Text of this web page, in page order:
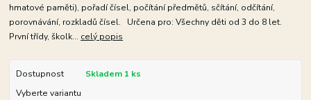
hmatové paměti), pořadí čísel, počítání předmětů, sčítání, odčítání,
porovnávání, rozkladů čísel. Určena pro: Všechny děti od 3 do 8 let.
První třídy, školk... celý popis
Dostupnost
Skladem 1 ks
Vyberte variantu